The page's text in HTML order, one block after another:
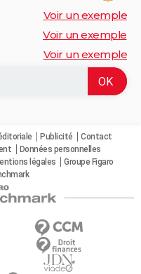
Voir un exemple
Voir un exemple
Voir un exemple
Publicité
Contact
Données personnelles
légales
Groupe Figaro